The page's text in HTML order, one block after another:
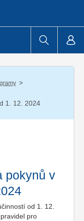
/
1. 12. 2024
pokynů v
od 1. 12.
pro